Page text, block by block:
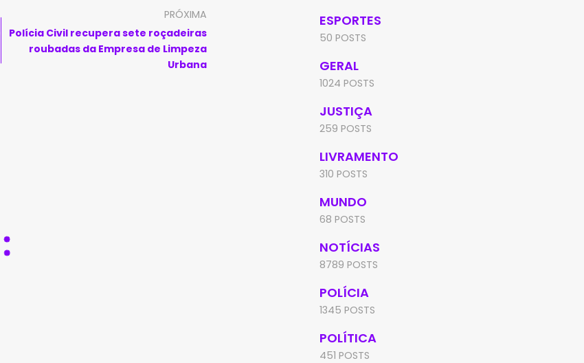
PRÓXIMA
Polícia Civil recupera sete roçadeiras
roubadas da Empresa de Limpeza
Urbana
ESPORTES
50 POSTS
GERAL
1024 POSTS
JUSTIÇA
259 POSTS
LIVRAMENTO
310 POSTS
MUNDO
68 POSTS
NOTÍCIAS
8789 POSTS
POLÍCIA
1345 POSTS
POLÍTICA
451 POSTS